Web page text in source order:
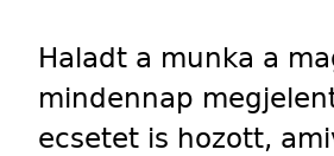
Haladt a munka a
mindennap
ecsetet is hozott,